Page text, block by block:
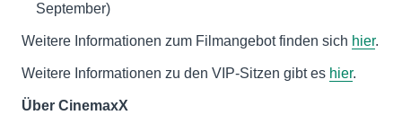
September)
Weitere Informationen zum Filmangebot finden sich hier.
Weitere Informationen zu den VIP-Sitzen gibt es hier.
Über CinemaxX